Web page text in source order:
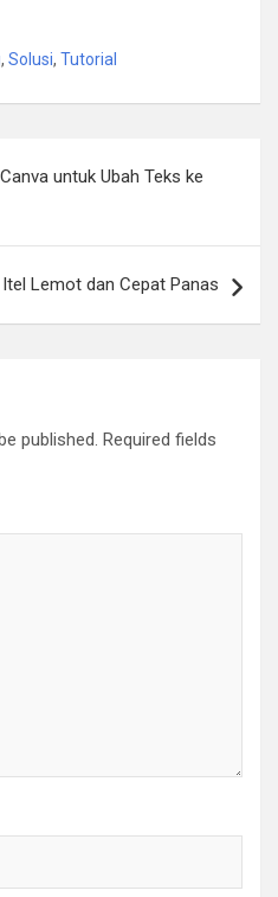
, Solusi, Tutorial
untuk Ubah Teks ke
Lemot dan Cepat Panas
published. Required fields